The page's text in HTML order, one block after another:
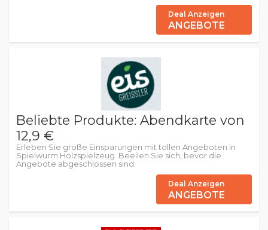
Deal Anzeigen
ANGEBOTE
Beliebte Produkte: Abendkarte von
12,9 €
Erleben Sie große Einsparungen mit tollen Angeboten in
Spielwurm Holzspielzeug. Beeilen Sie sich, bevor die
Angebote abgeschlossen sind.
Deal Anzeigen
ANGEBOTE